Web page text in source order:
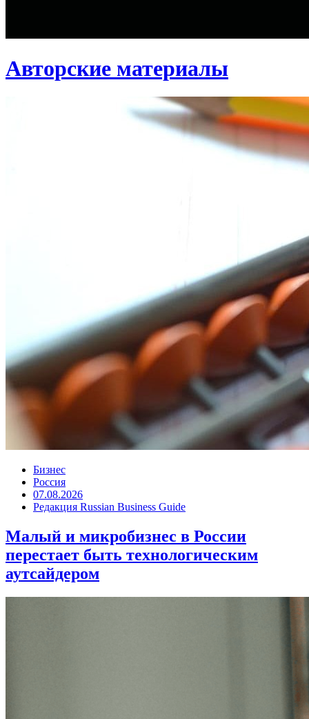
Авторские материалы
Бизнес
Россия
07.08.2026
Редакция Russian Business Guide
Малый и микробизнес в России
перестает быть технологическим
аутсайдером